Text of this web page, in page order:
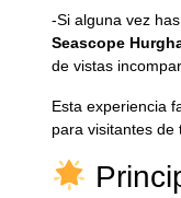
-Si alguna vez
Seascope
de vistas
Esta experiencia
para visitantes de